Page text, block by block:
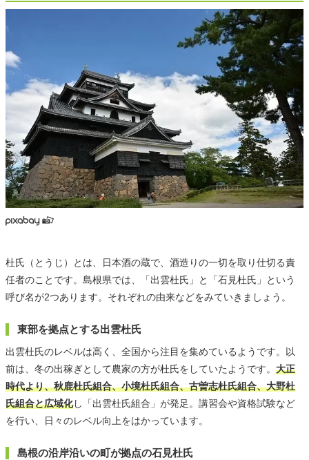
杜氏（とうじ）とは、日本酒の蔵で、酒造りの一切を取り仕切る責
任者のことです。島根県では、「出雲杜氏」と「石見杜氏」という
呼び名が2つあります。それぞれの由来などをみていきましょう。
東部を拠点とする出雲杜氏
出雲杜氏のレベルは高く、全国から注目を集めているようです。以
前は、冬の出稼ぎとして農家の方が杜氏をしていたようです。 大正
時代より、秋鹿杜氏組合、小境杜氏組合、古曽志杜氏組合、大野杜
氏組合と広域化し「出雲杜氏組合」が発足。講習会や資格試験など
を行い、日々のレベル向上をはかっています。
島根の沿岸沿いの町が拠点の石見杜氏